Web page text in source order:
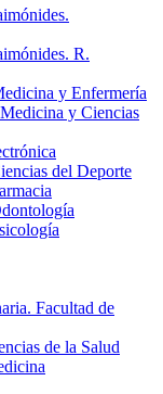
R.
y Enfermería
y Ciencias
del Deporte
Facultad de
de la Salud